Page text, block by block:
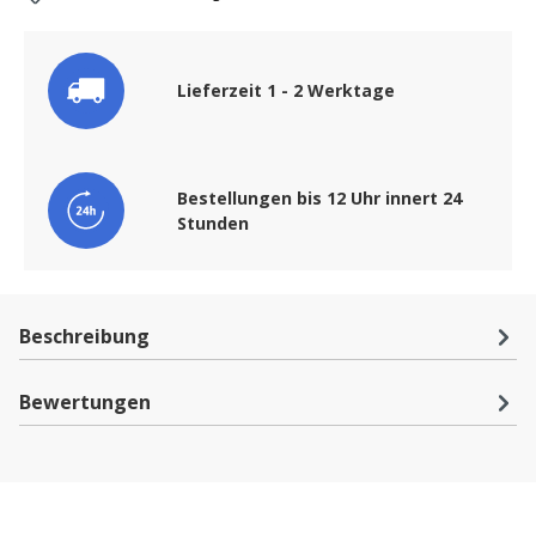
Lieferzeit 1 - 2 Werktage
Bestellungen bis 12 Uhr innert 24
Stunden
Beschreibung
Bewertungen